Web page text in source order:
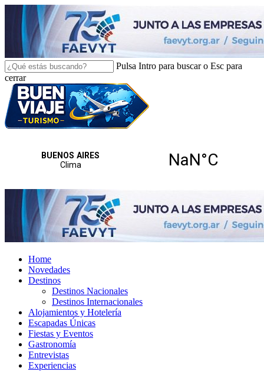
content
Pulsa Intro para buscar o Esc para
cerrar
Close
Search
search
Menu
Home
Novedades
Destinos
Destinos Nacionales
Destinos Internacionales
Alojamientos y Hotelería
Escapadas Únicas
Fiestas y Eventos
Gastronomía
Entrevistas
Experiencias